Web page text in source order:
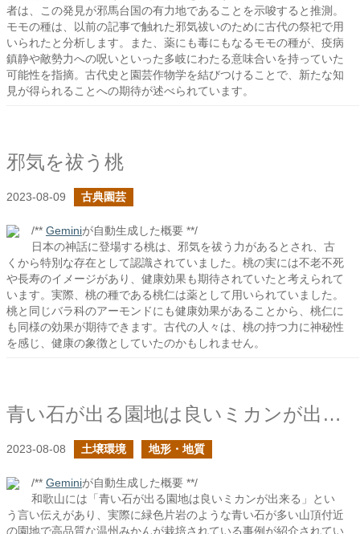
者は、この発見が邪馬台国の有力地であることを示唆すると推測。
モモの種は、以前の記事で触れた邪気祓いのために古代の祭祀で用
いられたと分析します。また、薬にも毒にもなるモモの種が、疫病
鎮静や敵勢力への呪いといった多岐にわたる意味合いを持っていた
可能性を指摘。古代史と園芸作物学を結びつけることで、新たな知
見が得られることへの期待が述べられています。
邪気を祓う桃
2023-08-09 古典園芸
/** Geminiが自動生成した概要 **/
日本の神話に登場する桃は、邪気を祓う力があるとされ、古
くから特別な存在として認識されていました。桃の実には不老不死
や長寿のイメージがあり、健康効果も期待されていたと考えられて
います。実際、桃の種である桃仁は薬として用いられていました。
桃と同じバラ科のアーモンドにも健康効果があることから、桃仁に
も同様の効果が期待できます。古代の人々は、桃の持つ力に神秘性
を感じ、健康の象徴としていたのかもしれません。
青い石が出る園地は良いミカンが出来るという言い伝え
2023-08-08 土壌環境 地形・地質
/** Geminiが自動生成した概要 **/
和歌山には「青い石が出る園地は良いミカンが出来る」とい
う言い伝えがあり、実際に緑色片岩のような青い石が多い山頂付近
の園地で高品質な温州みかんが栽培されている事例が紹介されてい